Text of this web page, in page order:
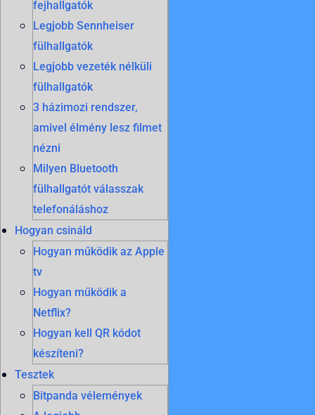
fejhallgatók
Legjobb Sennheiser
fülhallgatók
Legjobb vezeték nélküli
fülhallgatók
3 házimozi rendszer,
amivel élmény lesz filmet
nézni
Milyen Bluetooth
fülhallgatót válasszak
telefonáláshoz
Hogyan csináld
Hogyan működik az Apple
tv
Hogyan működik a
Netflix?
Hogyan kell QR kódot
készíteni?
Tesztek
Bitpanda vélemények